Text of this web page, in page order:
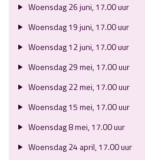
Woensdag 26 juni, 17.00 uur
Woensdag 19 juni, 17.00 uur
Woensdag 12 juni, 17.00 uur
Woensdag 29 mei, 17.00 uur
Woensdag 22 mei, 17.00 uur
Woensdag 15 mei, 17.00 uur
Woensdag 8 mei, 17.00 uur
Woensdag 24 april, 17.00 uur